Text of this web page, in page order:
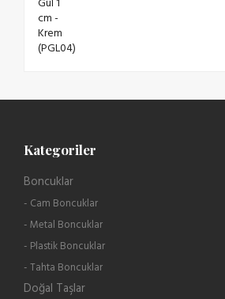
Kategoriler
Boncuklar
- Cam Boncuklar
- Metal Boncuklar
- Plastik Boncuklar
- Tahta Boncuklar
Doğal Taşlar